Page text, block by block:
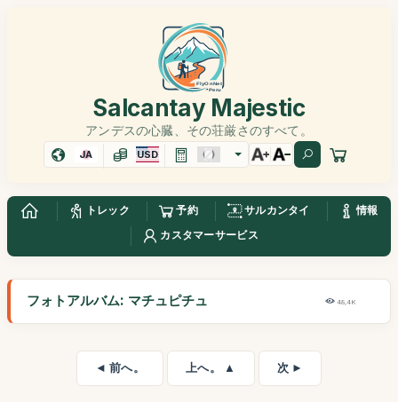
Salcantay Majestic
アンデスの心臓、その荘厳さのすべて。
JA USD
トレック 予約 サルカンタイ
情報
カスタマーサービス
フォトアルバム: マチュピチュ 48,4K
◄ 前へ。 上へ。 ▲ 次 ►